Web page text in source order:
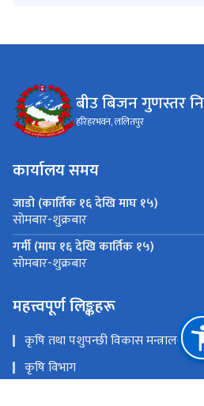
बीउ बिजन गुणस्तर
हरिहरभवन, ललितपुर
कार्यालय समय
जाडो (कार्तिक १६ देखि माघ १५)
सोमबार-शुक्रबार
गर्मी (माघ १६ देखि कार्तिक १५)
सोमबार-शुक्रबार
महत्त्वपूर्ण लिङ्कहरू
कृषि तथा पशुपन्छी विकास मन्त्रालय
कृषि विभाग